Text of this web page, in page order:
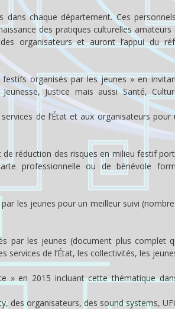
chaque département. Ces
des pratiques culturelles amateurs
organisateurs et auront l’appui du
organisés par les jeunes » en
Justice mais aussi Santé,
de l’État et aux organisateurs
réduction des risques en milieu festif
professionnelle ou de bénévole
les jeunes pour un meilleur suivi
par les jeunes (document plus complet
de l’État, les collectivités, les
» en 2015 incluant cette thématique
des organisateurs, des sound systems,